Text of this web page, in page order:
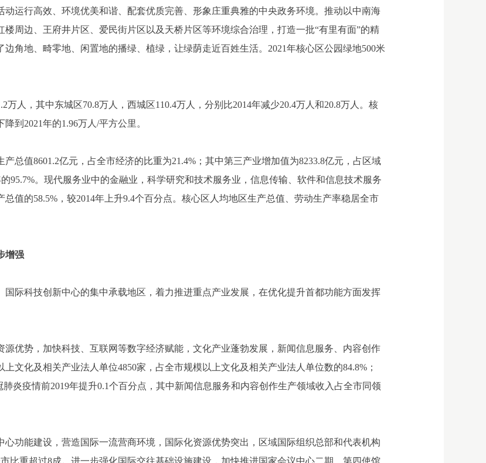
运行高效、环境优美和谐、配套优质完善、形象庄重典雅的中央政务环境。推动以中南海
周边、王府井片区、爱民街片区以及天桥片区等环境综合治理，打造一批“有里有面”的精
角地、畸零地、闲置地的播绿、植绿，让绿荫走近百姓生活。2021年核心区公园绿地500米
万人，其中东城区70.8万人，西城区110.4万人，分别比2014年减少20.4万人和20.8万人。核
到2021年的1.96万人/平方公里。
总值8601.2亿元，占全市经济的比重为21.4%；其中第三产业增加值为8233.8亿元，占区域
95.7%。现代服务业中的金融业，科学研究和技术服务业，信息传输、软件和信息技术服务
值的58.5%，较2014年上升9.4个百分点。核心区人均地区生产总值、劳动生产率稳居全市
增强
际科技创新中心的集中承载地区，着力推进重点产业发展，在优化提升首都功能方面发挥
优势，加快科技、互联网等数字经济赋能，文化产业蓬勃发展，新闻信息服务、内容创作
文化及相关产业法人单位4850家，占全市规模以上文化及相关产业法人单位数的84.8%；
炎疫情前2019年提升0.1个百分点，其中新闻信息服务和内容创作生产领域收入占全市同领
功能建设，营造国际一流营商环境，国际化资源优势突出，区域国际组织总部和代表机构
比重超过8成。进一步强化国际交往基础设施建设，加快推进国家会议中心二期、第四使馆